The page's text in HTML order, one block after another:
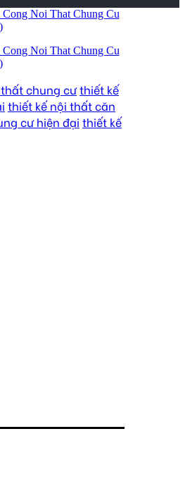
chung cưthiết kế
thiết kế nội thất căn
cư hiện đại thiết kế